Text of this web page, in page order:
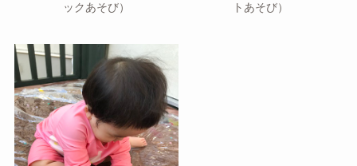
ックあそび）
トあそび）